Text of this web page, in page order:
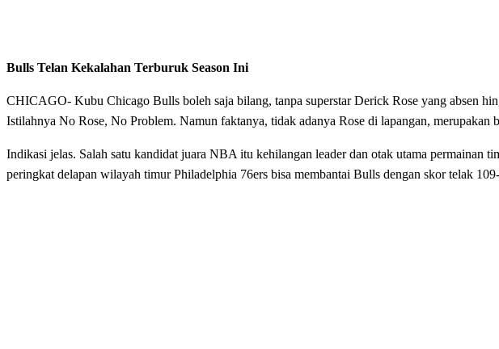
Bulls Telan Kekalahan Terburuk Season Ini
CHICAGO- Kubu Chicago Bulls boleh saja bilang, tanpa superstar Derick Rose yang absen
Istilahnya No Rose, No Problem. Namun faktanya, tidak adanya Rose di lapangan, merupakan
Indikasi jelas. Salah satu kandidat juara NBA itu kehilangan leader dan otak utama permainan
peringkat delapan wilayah timur Philadelphia 76ers bisa membantai Bulls dengan skor telak